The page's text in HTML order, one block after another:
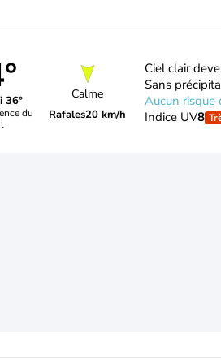
36°
du
Calme
Rafales20 km/h
Ciel clair
Sans
Aucun risque
Indice UV8